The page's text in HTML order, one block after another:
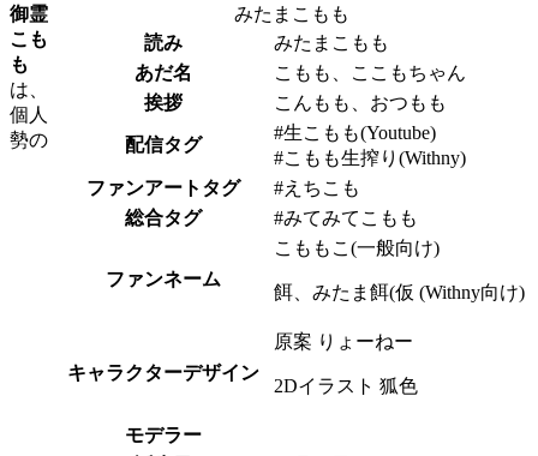
みたまこもも
読み
みたまこもも
あだ名
こもも、ここもちゃん
挨拶
こんもも、おつもも
配信タグ
#生こもも(Youtube)
#こもも生搾り(Withny)
ファンアートタグ
#えちこも
総合タグ
#みてみてこもも
ファンネーム
こももこ(一般向け)
餌、みたま餌(仮 (Withny向け)
キャラクターデザイン
原案 りょーねー
2Dイラスト 狐色
モデラー
御霊
こも
も
は、
個人
勢の